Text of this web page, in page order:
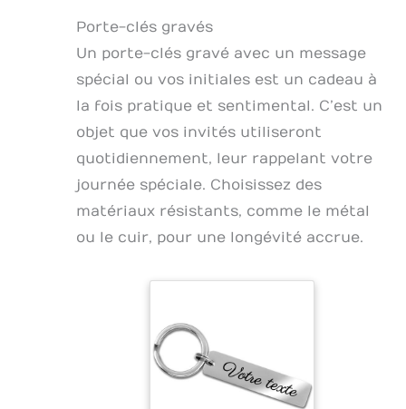
Porte-clés gravés
Un porte-clés gravé avec un message
spécial ou vos initiales est un cadeau à
la fois pratique et sentimental. C’est un
objet que vos invités utiliseront
quotidiennement, leur rappelant votre
journée spéciale. Choisissez des
matériaux résistants, comme le métal
ou le cuir, pour une longévité accrue.